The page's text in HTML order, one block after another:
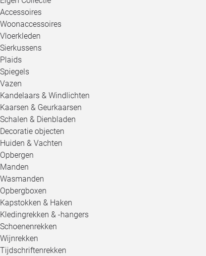
Accessoires
Woonaccessoires
Vloerkleden
Sierkussens
Plaids
Spiegels
Vazen
Kandelaars & Windlichten
Kaarsen & Geurkaarsen
Schalen & Dienbladen
Decoratie objecten
Huiden & Vachten
Opbergen
Manden
Wasmanden
Opbergboxen
Kapstokken & Haken
Kledingrekken & -hangers
Schoenenrekken
Wijnrekken
Tijdschriftenrekken